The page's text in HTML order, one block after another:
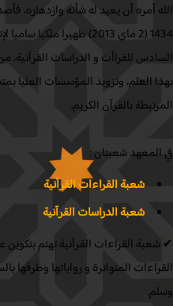
1434 (2 ماي 2013) ظهيرا
للقراأت و الدراسات القرآنية، من
العلم، وتزويد المؤسسات العليا
بالقرآن الكريم.
شعبتان :
شعبة القراءات القرآنية
شعبة الدراسات القرآنية
القراءات القرآنية تهتم بتكوين
المتواترة و رواياتها وطرقها